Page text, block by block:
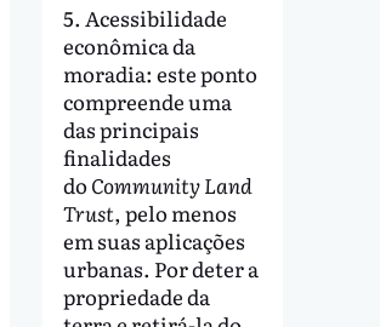
5. Acessibilidade
econômica da
moradia: este ponto
compreende uma
das principais
finalidades
do Community Land
Trust, pelo menos
em suas aplicações
urbanas. Por deter a
propriedade da